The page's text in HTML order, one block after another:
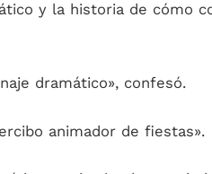
y la historia de cómo
dramático», confesó.
animador de fiestas».